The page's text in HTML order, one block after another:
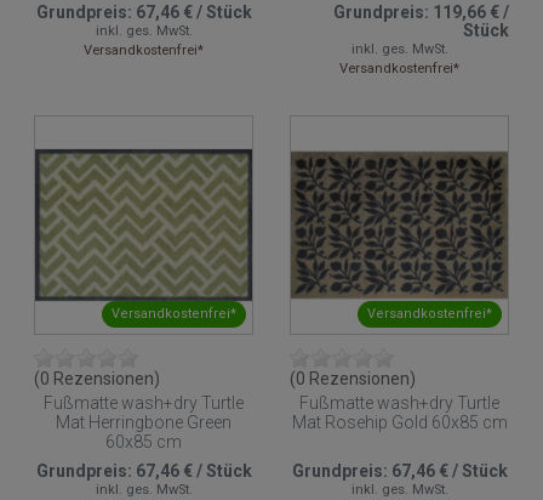
Grundpreis: 67,46 €/Stück
inkl. ges. MwSt.
Versandkostenfrei*
Grundpreis: 119,66 €/
Stück
inkl. ges. MwSt.
Versandkostenfrei*
Versandkostenfrei*
(0 Rezensionen)
Fußmatte wash+dry Turtle
Mat Herringbone Green
60x85 cm
Grundpreis: 67,46 €/Stück
inkl. ges. MwSt.
Versandkostenfrei*
(0 Rezensionen)
Fußmatte wash+dry Turtle
Mat Rosehip Gold 60x85 cm
Grundpreis: 67,46 €/Stück
inkl. ges. MwSt.